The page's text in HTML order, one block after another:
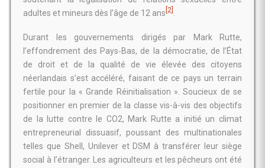
adultes et mineurs dès l’âge de 12 ans [2]
Durant les gouvernements dirigés par Mark Rutte,
l’effondrement des Pays‑Bas, de la démocratie, de l’État
de droit et de la qualité de vie élevée des citoyens
néerlandais s’est accéléré, faisant de ce pays un terrain
fertile pour la « Grande Réinitialisation ». Soucieux de se
positionner en premier de la classe vis-à-vis des objectifs
de la lutte contre le CO2, Mark Rutte a initié un climat
entrepreneurial dissuasif, poussant des multinationales
telles que Shell, Unilever et DSM à transférer leur siège
social à l’étranger. Les agriculteurs et les pêcheurs ont été